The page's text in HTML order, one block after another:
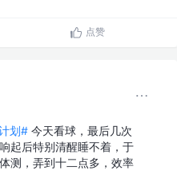
点赞
划# 今天看球，最后几次
起后特别清醒睡不着，于
测，弄到十二点多，效率